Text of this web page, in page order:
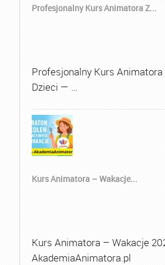
Profesjonalny Kurs Animatora Z...
Profesjonalny Kurs Animatora
Dzieci — …
Kurs Animatora – Wakacje...
Kurs Animatora – Wakacje
AkademiaAnimatora.pl